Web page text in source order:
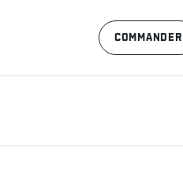
COMMANDER